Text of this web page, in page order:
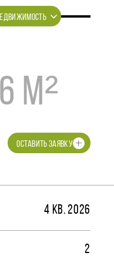
М²
ОСТАВИТЬ ЗАЯВКУ
4 КВ. 2026
2